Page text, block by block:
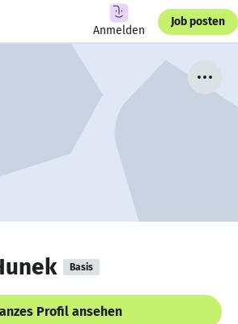
Anmelden
Job posten
Basis
Profil ansehen